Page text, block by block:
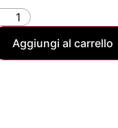
Aggiungi al carrello